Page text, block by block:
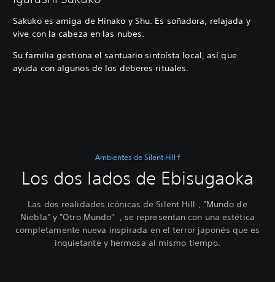
Sakuko es amiga de Hinako y Shu. Es soñadora, relajada y
vive con la cabeza en las nubes.
Su familia gestiona el santuario sintoísta local, así que
ayuda con algunos de los deberes rituales.
Ambientes de Silent Hill f
Los dos lados de Ebisugaoka
Las dos realidades icónicas de Silent Hill , "Mundo de
Niebla" y "Otro Mundo" , se representan con una estética
completamente nueva inspirada en el terror japonés que es
inquietante y hermosa al mismo tiempo.